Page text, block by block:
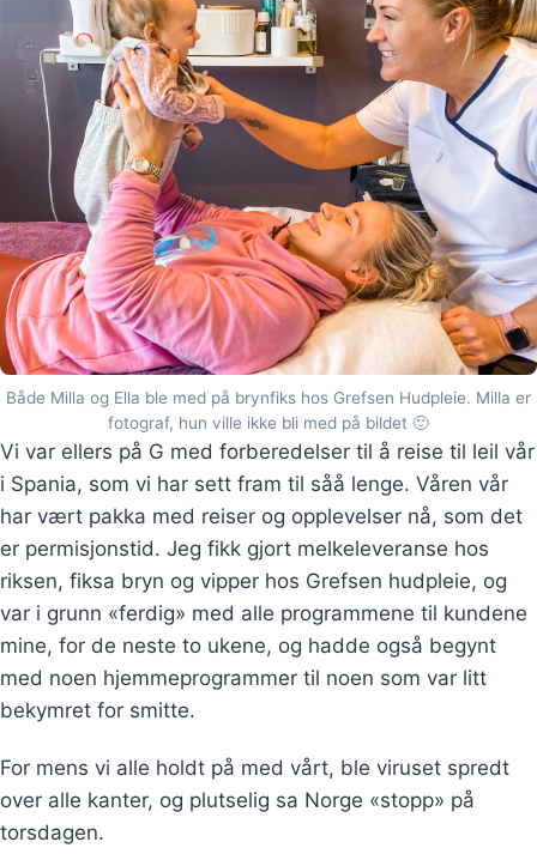
Både Milla og Ella ble med på brynfiks hos Grefsen Hudpleie. Milla er
fotograf, hun ville ikke bli med på bildet 🙂
Vi var ellers på G med forberedelser til å reise til leil vår
i Spania, som vi har sett fram til såå lenge. Våren vår
har vært pakka med reiser og opplevelser nå, som det
er permisjonstid. Jeg fikk gjort melkeleveranse hos
riksen, fiksa bryn og vipper hos Grefsen hudpleie, og
var i grunn «ferdig» med alle programmene til kundene
mine, for de neste to ukene, og hadde også begynt
med noen hjemmeprogrammer til noen som var litt
bekymret for smitte.
For mens vi alle holdt på med vårt, ble viruset spredt
over alle kanter, og plutselig sa Norge «stopp» på
torsdagen.